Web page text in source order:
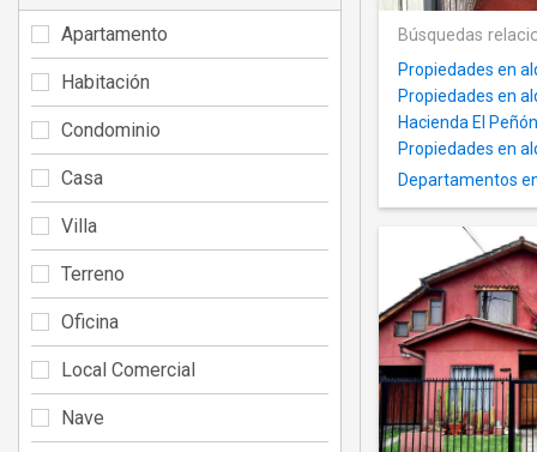
Búsquedas
Propiedades en
Propiedades en
Hacienda El Peñón
Propiedades en
Departamentos
Apartamento
Habitación
Condominio
Casa
Villa
Terreno
Oficina
Local Comercial
Nave